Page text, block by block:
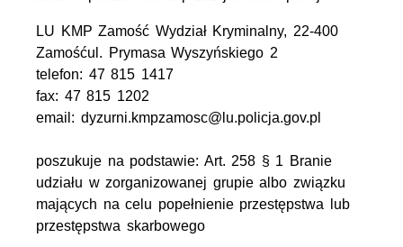
LU KMP Zamość Wydział Kryminalny, 22-400
Zamośćul. Prymasa Wyszyńskiego 2
telefon: 47 815 1417
fax: 47 815 1202
email: dyzurni.kmpzamosc@lu.policja.gov.pl
poszukuje na podstawie: Art. 258 § 1 Branie
udziału w zorganizowanej grupie albo związku
mających na celu popełnienie przestępstwa lub
przestępstwa skarbowego